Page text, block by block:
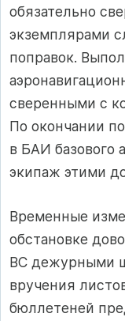
обязательно
экземплярами
поправок.
сверенными с
По окончании
в БАИ базового
экипаж этими
Временные
обстановке
ВС дежурными
вручения
бюллетеней